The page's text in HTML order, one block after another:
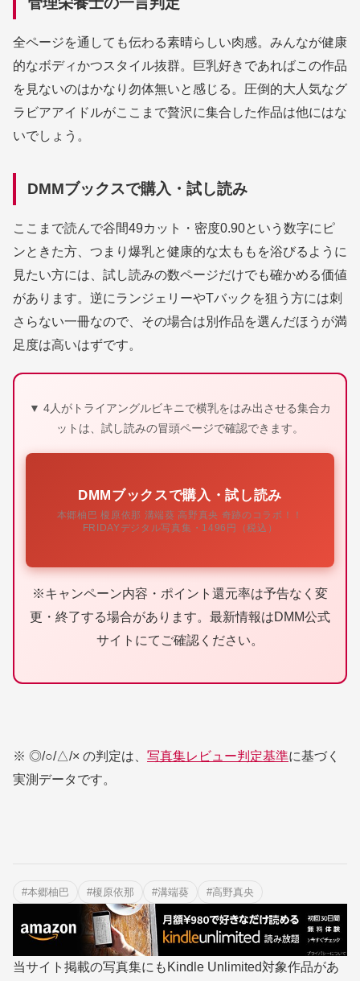
全ページを通しても伝わる素晴らしい肉感。みんなが健康
的なボディかつスタイル抜群。巨乳好きであればこの作品
を見ないのはかなり勿体無いと感じる。圧倒的大人気なグ
ラビアアイドルがここまで贅沢に集合した作品は他にはな
いでしょう。
DMMブックスで購入・試し読み
ここまで読んで谷間49カット・密度0.90という数字にピ
ンときた方、つまり爆乳と健康的な太ももを浴びるように
見たい方には、試し読みの数ページだけでも確かめる価値
があります。逆にランジェリーやTバックを狙う方には刺
さらない一冊なので、その場合は別作品を選んだほうが満
足度は高いはずです。
▼ 4人がトライアングルビキニで横乳をはみ出させる集合カ
ットは、試し読みの冒頭ページで確認できます。
DMMブックスで購入・試し読み
本郷柚巴 榎原依那 溝端葵 高野真央 奇跡のコラボ！！
FRIDAYデジタル写真集・1496円（税込）
※キャンペーン内容・ポイント還元率は予告なく変
更・終了する場合があります。最新情報はDMM公式
サイトにてご確認ください。
※ ◎/○/△/× の判定は、 写真集レビュー判定基準に基づく
実測データです。
#本郷柚巴 #榎原依那 #溝端葵 #高野真央
当サイト掲載の写真集にもKindle Unlimited対象作品があ